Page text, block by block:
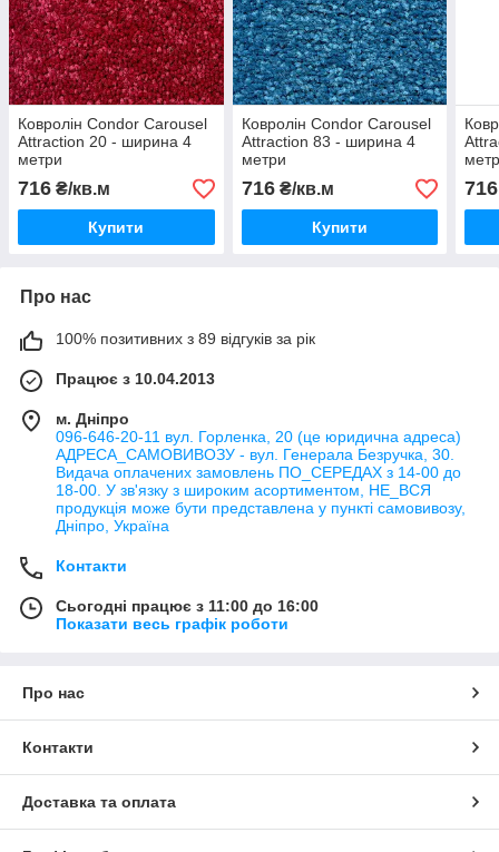
Ковролін Condor Carousel
Attraction 20 - ширина 4
метри
716 ₴/кв.м
Купити
Ковролін Condor Carousel
Attraction 83 - ширина 4
метри
716₴/кв.м
Купити
716
Про нас
100% позитивних з 89 відгуків за рік
Працює з 10.04.2013
м. Дніпро
096-646-20-11 вул. Горленка, 20 (це юридична адреса)
АДРЕСА_САМОВИВОЗУ - вул. Генерала Безручка, 30.
Видача оплачених замовлень ПО_СЕРЕДАХ з 14-00 до
18-00. У зв'язку з широким асортиментом, НЕ_ВСЯ
продукція може бути представлена у пункті самовивозу,
Дніпро, Україна
Контакти
Сьогодні працює з 11:00 до 16:00
Показати весь графік роботи
Про нас
Контакти
Доставка та оплата